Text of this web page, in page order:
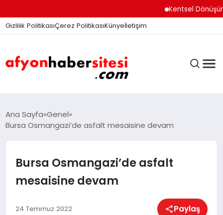
Kentsel Dönüşüm
Gizlilik PolitikasıÇerez PolitikasıKünyeİletişim
ANASAYFA
DÜNYA
Ana Sayfa Genel
Bursa Osmangazi’de asfalt mesaisine devam
Bursa Osmangazi’de asfalt
mesaisine devam
24 Temmuz 2022 Paylaş